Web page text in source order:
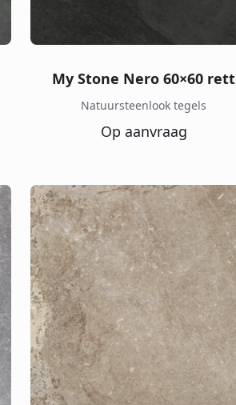
Natuursteenlook tegels
My Stone Nero 60×60 rett
Op aanvraag